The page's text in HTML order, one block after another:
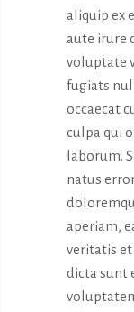
aliquip ex
aute irure
voluptate
fugiats
occaecat
culpa qui
laborum.
natus
aperiam,
veritatis et
dicta sunt